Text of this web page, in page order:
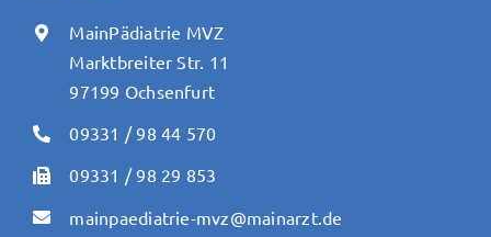
MainPädiatrie MVZ
Marktbreiter Str. 11
97199 Ochsenfurt
09331 / 98 44 570
09331 / 98 29 853
mainpaediatrie-mvz@mainarzt.de